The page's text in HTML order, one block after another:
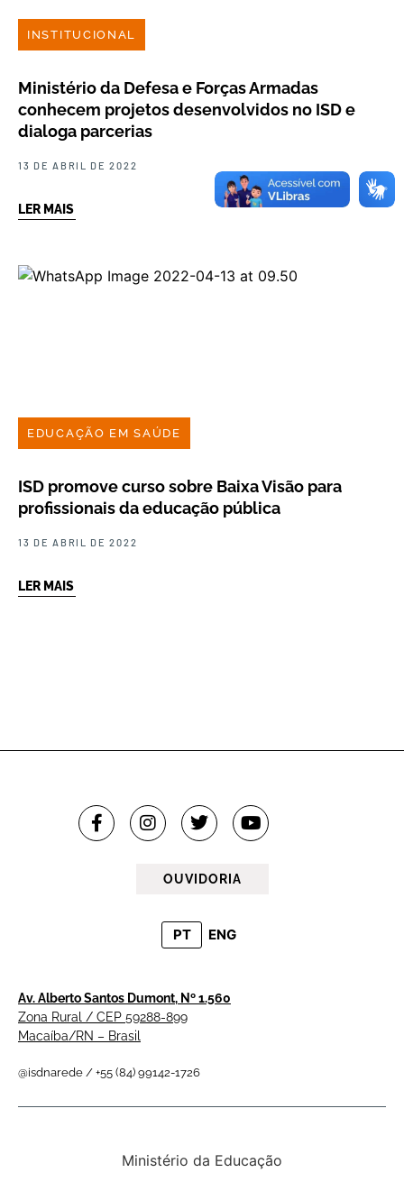
INSTITUCIONAL
Ministério da Defesa e Forças Armadas
conhecem projetos desenvolvidos no ISD e
dialoga parcerias
13 DE ABRIL DE 2022
LER MAIS
EDUCAÇÃO EM SAÚDE
ISD promove curso sobre Baixa Visão para
profissionais da educação pública
13 DE ABRIL DE 2022
LER MAIS
OUVIDORIA
PT ENG
Av. Alberto Santos Dumont, Nº 1.560
Zona Rural / CEP 59288-899
Macaíba/RN – Brasil
@isdnarede / +55 (84) 99142-1726